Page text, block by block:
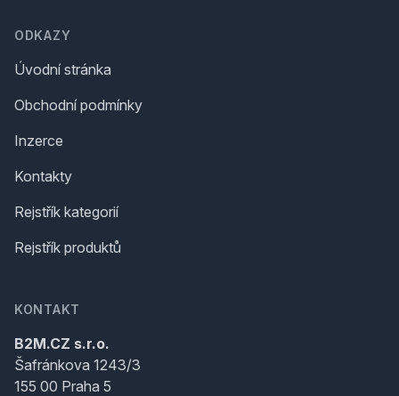
ODKAZY
Úvodní stránka
Obchodní podmínky
Inzerce
Kontakty
Rejstřík kategorií
Rejstřík produktů
KONTAKT
B2M.CZ s.r.o.
Šafránkova 1243/3
155 00 Praha 5